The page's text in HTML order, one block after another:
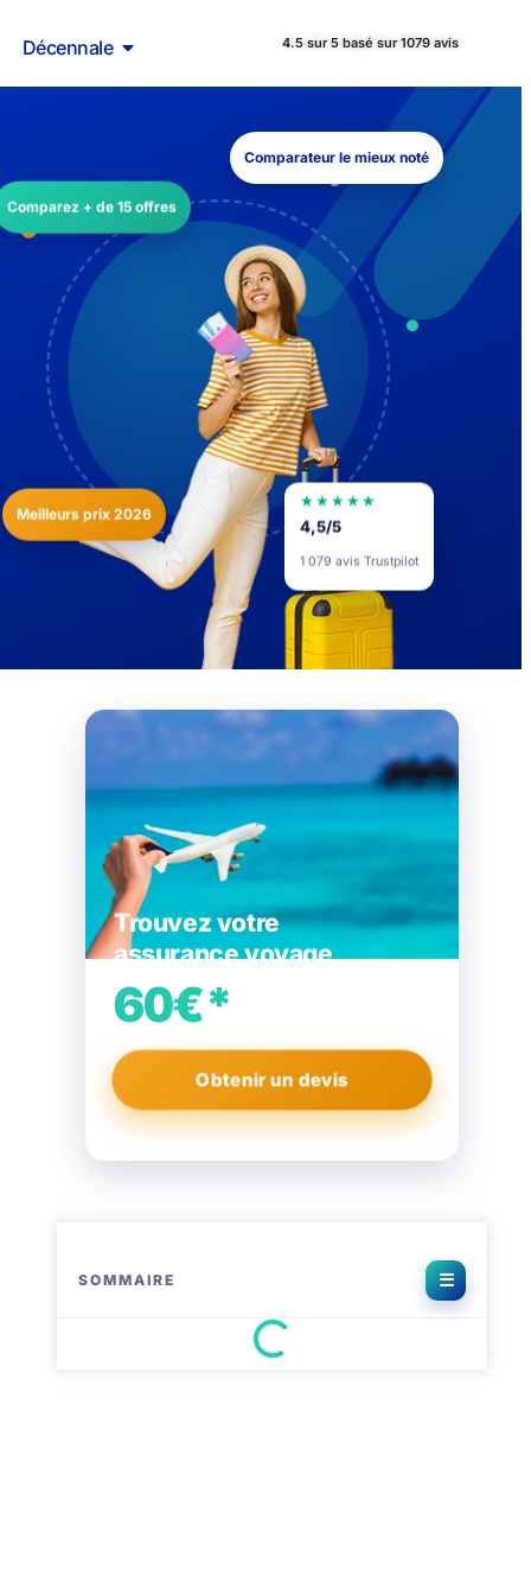
Décennale 4.5 sur 5 basé sur 1079 avis
Comparez + de 15 offres
Meilleurs prix 2026
Comparateur le mieux noté
★★★★★
4,5/5
1 079 avis Trustpilot
SOMMAIRE
Trouvez votre
assurance voyage
60€*
Obtenir un devis
Gratuit · 2 min · sans engagement